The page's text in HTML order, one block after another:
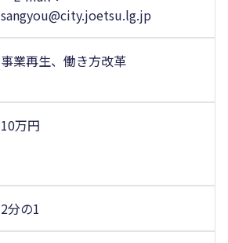
sangyou@city.joetsu.lg.jp
事業再生、働き方改革
10万円
2分の1